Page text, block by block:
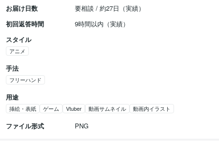
お届け日数
要相談 / 約27日（実績）
初回返答時間
9時間以内（実績）
スタイル
アニメ
手法
フリーハンド
用途
挿絵・表紙 ゲーム Vtuber 動画サムネイル 動画内イラスト
ファイル形式 PNG